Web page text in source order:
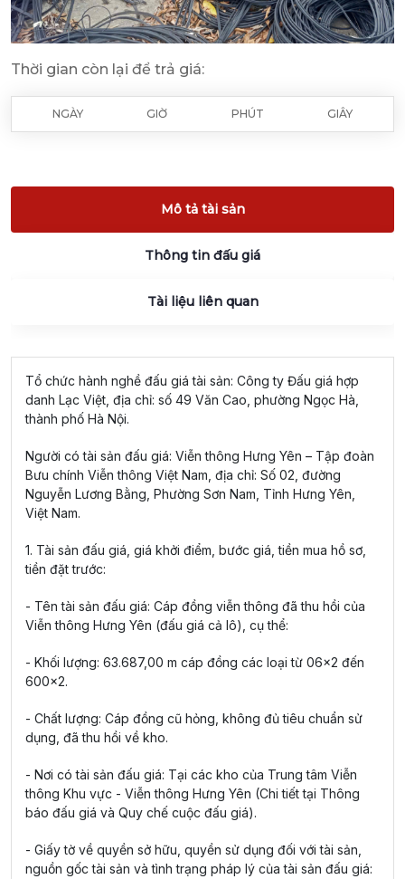
Thời gian còn lại để trả giá:
NGÀY GIỜ PHÚT GIÂY
Mô tả tài sản
Thông tin đấu giá
Tài liệu liên quan
Tổ chức hành nghề đấu giá tài sản: Công ty Đấu giá hợp
danh Lạc Việt, địa chỉ: số 49 Văn Cao, phường Ngọc Hà,
thành phố Hà Nội.
Người có tài sản đấu giá: Viễn thông Hưng Yên – Tập đoàn
Bưu chính Viễn thông Việt Nam, địa chỉ: Số 02, đường
Nguyễn Lương Bằng, Phường Sơn Nam, Tỉnh Hưng Yên,
Việt Nam.
1. Tài sản đấu giá, giá khởi điểm, bước giá, tiền mua hồ sơ,
tiền đặt trước:
- Tên tài sản đấu giá: Cáp đồng viễn thông đã thu hồi của
Viễn thông Hưng Yên (đấu giá cả lô), cụ thể:
- Khối lượng: 63.687,00 m cáp đồng các loại từ 06x2 đến
600x2.
- Chất lượng: Cáp đồng cũ hỏng, không đủ tiêu chuẩn sử
dụng, đã thu hồi về kho.
- Nơi có tài sản đấu giá: Tại các kho của Trung tâm Viễn
thông Khu vực - Viễn thông Hưng Yên (Chi tiết tại Thông
báo đấu giá và Quy chế cuộc đấu giá).
- Giấy tờ về quyền sở hữu, quyền sử dụng đối với tài sản,
nguồn gốc tài sản và tình trạng pháp lý của tài sản đấu giá: